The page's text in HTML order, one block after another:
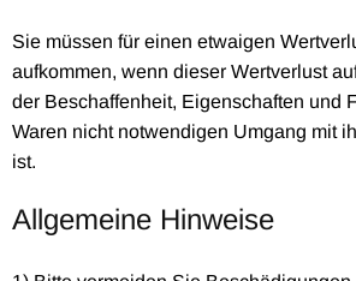
Sie müssen für einen etwaigen
aufkommen, wenn dieser Wertverlust
der Beschaffenheit, Eigenschaften und
Waren nicht notwendigen Umgang mit
ist.
Allgemeine Hinweise